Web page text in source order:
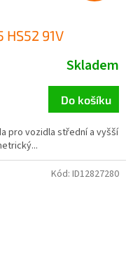
HS52 91V
Skladem
Do košíku
pro vozidla střední a vyšší
Kód: ID12827280